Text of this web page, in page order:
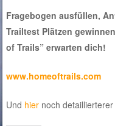
Fragebogen ausfüllen,
Trailtest Plätzen
of Trails” erwarten dich!
www.homeoftrails.com
Und hier noch